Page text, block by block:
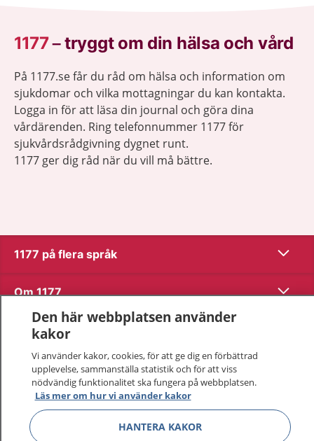
1177–tryggt om din hälsa och vård
På 1177.se får du råd om hälsa och information om
sjukdomar och vilka mottagningar du kan kontakta.
Logga in för att läsa din journal och göra dina
vårdärenden. Ring telefonnummer 1177 för
sjukvårdsrådgivning dygnet runt.
1177 ger dig råd när du vill må bättre.
1177 på flera språk Visa
Om 1177 Visa
Kontakt
Behandling av personuppgifter
Hantering av kakor
Den här webbplatsen använder
kakor
Vi använder kakor, cookies, för att ge dig en förbättrad
upplevelse, sammanställa statistik och för att viss
nödvändig funktionalitet ska fungera på webbplatsen.
Läs mer om hur vi använder kakor
HANTERA KAKOR